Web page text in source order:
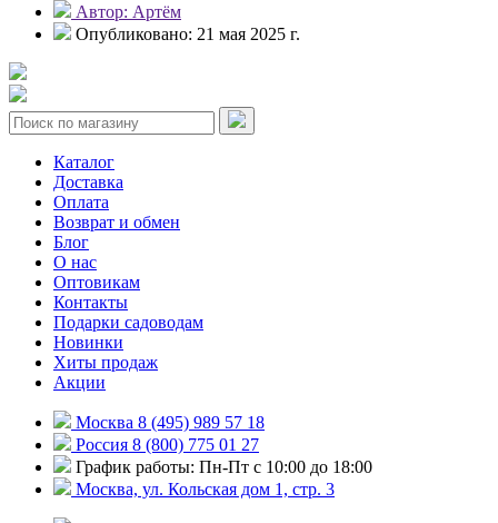
Автор: Артём
Опубликовано: 21 мая 2025 г.
Каталог
Доставка
Оплата
Возврат и обмен
Блог
О нас
Оптовикам
Контакты
Подарки садоводам
Новинки
Хиты продаж
Акции
Москва 8 (495) 989 57 18
Россия 8 (800) 775 01 27
График работы: Пн-Пт с 10:00 до 18:00
Москва, ул. Кольская дом 1, стр. 3